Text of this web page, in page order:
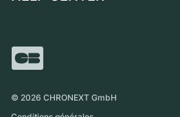
International
Magazine
Retrait sur place
© 2026 CHRONEXT GmbH